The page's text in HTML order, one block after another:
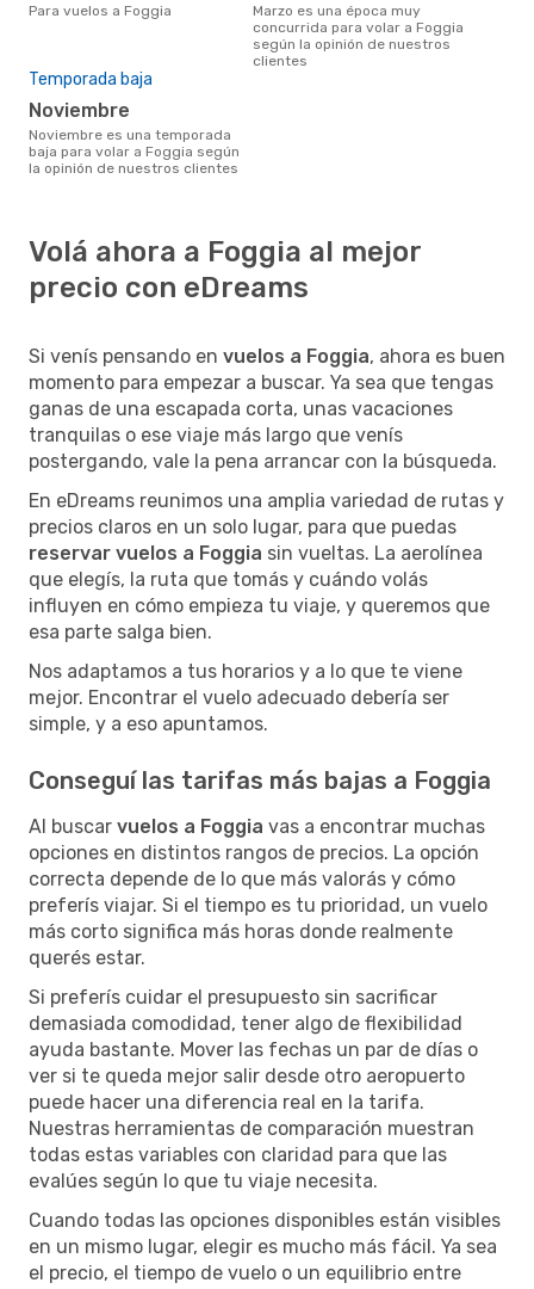
Para vuelos a Foggia
marzo es una época muy
concurrida para volar a Foggia
según la opinión de nuestros
clientes
Temporada baja
noviembre
noviembre es una temporada
baja para volar a Foggia según
la opinión de nuestros clientes
Volá ahora a Foggia al mejor
precio con eDreams
Si venís pensando en vuelos a Foggia, ahora es buen
momento para empezar a buscar. Ya sea que tengas
ganas de una escapada corta, unas vacaciones
tranquilas o ese viaje más largo que venís
postergando, vale la pena arrancar con la búsqueda.
En eDreams reunimos una amplia variedad de rutas y
precios claros en un solo lugar, para que puedas
reservar vuelos a Foggia sin vueltas. La aerolínea
que elegís, la ruta que tomás y cuándo volás
influyen en cómo empieza tu viaje, y queremos que
esa parte salga bien.
Nos adaptamos a tus horarios y a lo que te viene
mejor. Encontrar el vuelo adecuado debería ser
simple, y a eso apuntamos.
Conseguí las tarifas más bajas a Foggia
Al buscar vuelos a Foggia vas a encontrar muchas
opciones en distintos rangos de precios. La opción
correcta depende de lo que más valorás y cómo
preferís viajar. Si el tiempo es tu prioridad, un vuelo
más corto significa más horas donde realmente
querés estar.
Si preferís cuidar el presupuesto sin sacrificar
demasiada comodidad, tener algo de flexibilidad
ayuda bastante. Mover las fechas un par de días o
ver si te queda mejor salir desde otro aeropuerto
puede hacer una diferencia real en la tarifa.
Nuestras herramientas de comparación muestran
todas estas variables con claridad para que las
evalúes según lo que tu viaje necesita.
Cuando todas las opciones disponibles están visibles
en un mismo lugar, elegir es mucho más fácil. Ya sea
el precio, el tiempo de vuelo o un equilibrio entre